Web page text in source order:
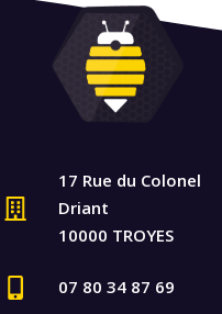
17 Rue du Colonel
Driant
10000 TROYES
07 80 34 87 69